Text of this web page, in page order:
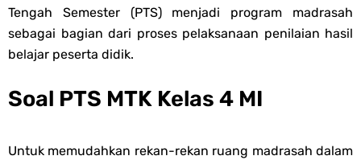
Tengah Semester (PTS) menjadi program madrasah
sebagai bagian dari proses pelaksanaan penilaian hasil
belajar peserta didik.
Soal PTS MTK Kelas 4 MI
Untuk memudahkan rekan-rekan ruang madrasah dalam